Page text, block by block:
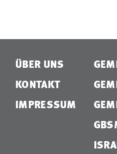
ÜBER UNS
KONTAKT
IMPRESSUM